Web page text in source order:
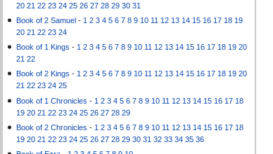
20 21 22 23 24 25 26 27 28 29 30 31
Book of 2 Samuel - 1 2 3 4 5 6 7 8 9 10 11 12 13 14 15 16 17 18 19
20 21 22 23 24
Book of 1 Kings - 1 2 3 4 5 6 7 8 9 10 11 12 13 14 15 16 17 18 19 20
21 22
Book of 2 Kings - 1 2 3 4 5 6 7 8 9 10 11 12 13 14 15 16 17 18 19 20
21 22 23 24 25
Book of 1 Chronicles - 1 2 3 4 5 6 7 8 9 10 11 12 13 14 15 16 17 18
19 20 21 22 23 24 25 26 27 28 29
Book of 2 Chronicles - 1 2 3 4 5 6 7 8 9 10 11 12 13 14 15 16 17 18
19 20 21 22 23 24 25 26 27 28 29 30 31 32 33 34 35 36